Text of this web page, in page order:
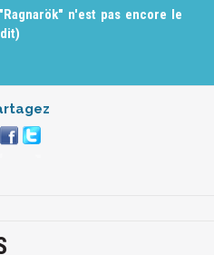
n'est pas encore le